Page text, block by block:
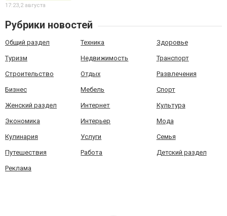
17:23,2 августа
Рубрики новостей
Общий раздел Техника Здоровье
Туризм Недвижимость Транспорт
Строительство Отдых Развлечения
Бизнес Мебель Спорт
Женский раздел Интернет Культура
Экономика Интерьер Мода
Кулинария Услуги Семья
Путешествия Работа Детский раздел
Реклама